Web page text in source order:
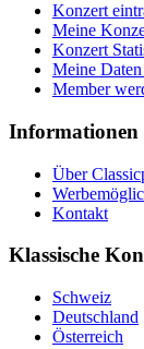
Konzert
Meine
Konzert
Meine
Member
Informationen
Über
Kontakt
Klassische
Schweiz
Deutschland
Österreich